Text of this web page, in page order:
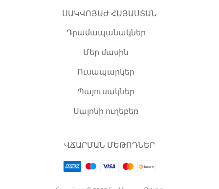
ՍԱԿՎՈՅԱԺ ՀԱՅԱՍՏԱՆ
Դրամապանակներ
Մեր մասին
Ուսապարկեր
Պայուսակներ
Սալոնի ուղեբեռ
ՎՃԱՐՄԱՆ ՄԵԹՈԴՆԵՐ